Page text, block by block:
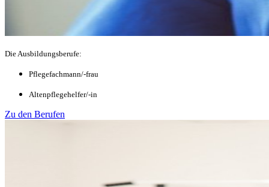
Die Ausbildungsberufe:
Pflegefachmann/-frau
Altenpflegehelfer/-in
Zu den Berufen